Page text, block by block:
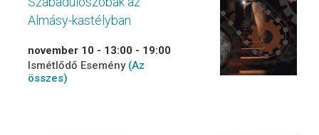
Almásy-kastélyban
november 10 - 13:00 - 19:00
Ismétlődő Esemény (Az
összes)